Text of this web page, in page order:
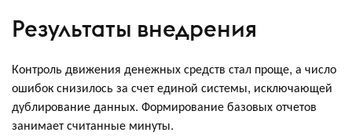
Результаты внедрения
Контроль движения денежных средств стал проще, а число
ошибок снизилось за счет единой системы, исключающей
дублирование данных. Формирование базовых отчетов
занимает считанные минуты.